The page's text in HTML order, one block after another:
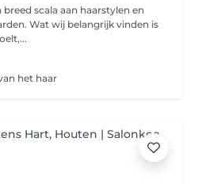
scala aan haarstylen en
Wat wij belangrijk vinden is
het haar